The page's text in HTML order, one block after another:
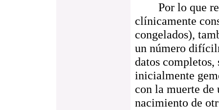
Por lo que
clínicamente
congelados),
un número
datos completos,
inicialmente
con la muerte de
nacimiento de